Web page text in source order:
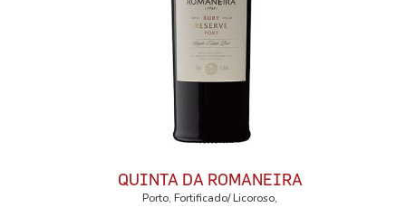
QUINTA DA ROMANEIRA
Porto, Fortificado/ Licoroso,